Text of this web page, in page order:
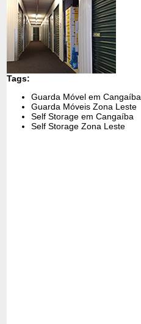
Tags:
Guarda Móvel em Cangaíba
Guarda Móveis Zona Leste
Self Storage em Cangaíba
Self Storage Zona Leste